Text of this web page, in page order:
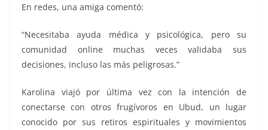
En redes, una amiga comentó:
“Necesitaba ayuda médica y psicológica, pero su
comunidad online muchas veces validaba sus
decisiones, incluso las más peligrosas.”
Karolina viajó por última vez con la intención de
conectarse con otros frugívoros en Ubud, un lugar
conocido por sus retiros espirituales y movimientos